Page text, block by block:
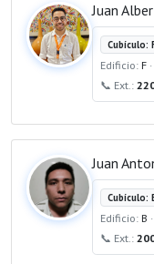
Juan
Cubículo:
Edificio: F
📞 Ext.:
Juan
Cubículo:
Edificio: B
📞 Ext.: